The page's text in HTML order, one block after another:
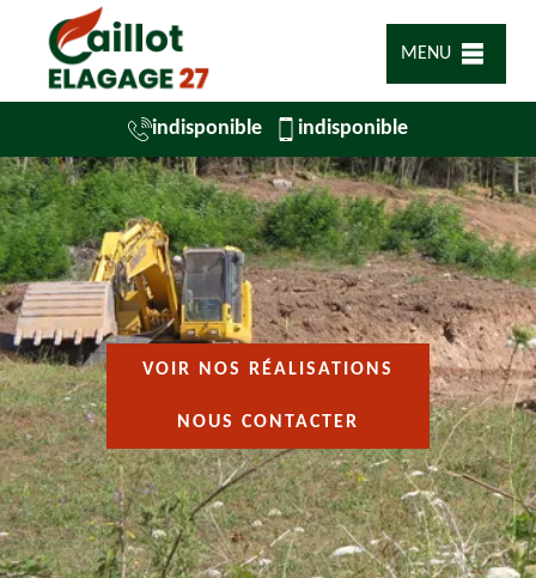
MENU
indisponible indisponible
VOIR NOS RÉALISATIONS
NOUS CONTACTER